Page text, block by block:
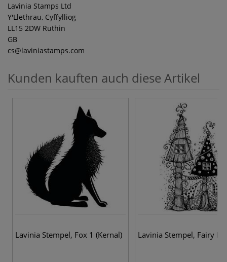
Lavinia Stamps Ltd
Y'Llethrau, Cyffylliog
LL15 2DW Ruthin
GB
cs@laviniastamps.com
Kunden kauften auch diese Artikel
Lavinia Stempel, Fox 1 (Kernal) Lavinia Stempel, Fairy